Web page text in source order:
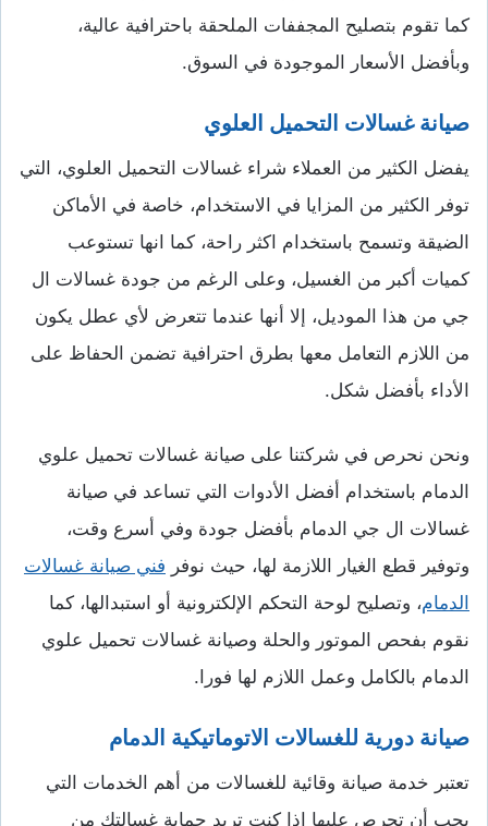
كما تقوم بتصليح المجففات الملحقة باحترافية عالية،
وبأفضل الأسعار الموجودة في السوق.
صيانة غسالات التحميل العلوي
يفضل الكثير من العملاء شراء غسالات التحميل العلوي، التي
توفر الكثير من المزايا في الاستخدام، خاصة في الأماكن
الضيقة وتسمح باستخدام اكثر راحة، كما انها تستوعب
كميات أكبر من الغسيل، وعلى الرغم من جودة غسالات ال
جي من هذا الموديل، إلا أنها عندما تتعرض لأي عطل يكون
من اللازم التعامل معها بطرق احترافية تضمن الحفاظ على
الأداء بأفضل شكل.
ونحن نحرص في شركتنا على صيانة غسالات تحميل علوي
الدمام باستخدام أفضل الأدوات التي تساعد في صيانة
غسالات ال جي الدمام بأفضل جودة وفي أسرع وقت،
وتوفير قطع الغيار اللازمة لها، حيث نوفر فني صيانة غسالات
الدمام، وتصليح لوحة التحكم الإلكترونية أو استبدالها، كما
نقوم بفحص الموتور والحلة وصيانة غسالات تحميل علوي
الدمام بالكامل وعمل اللازم لها فورا.
صيانة دورية للغسالات الاتوماتيكية الدمام
تعتبر خدمة صيانة وقائية للغسالات من أهم الخدمات التي
يجب أن تحرص عليها إذا كنت تريد حماية غسالتك من